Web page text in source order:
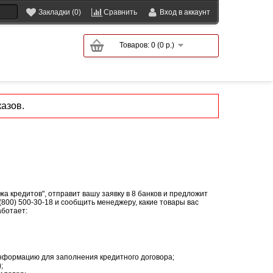
Закладки (0) Сравнить Вход в аккаунт
Товаров: 0 (0 р.)
отправит вашу заявку в 8 банков и предложит
500-30-18 и сообщить менеджеру, какие товары вас
для заполнения кредитного договора;